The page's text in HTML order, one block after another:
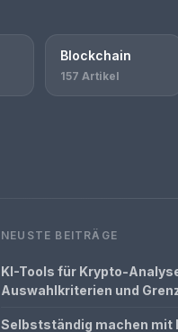
Blockchain
157 Artikel
NEUSTE BEITRÄGE
KI-Tools für Krypto-
Auswahlkriterien und
Selbstständig machen mit